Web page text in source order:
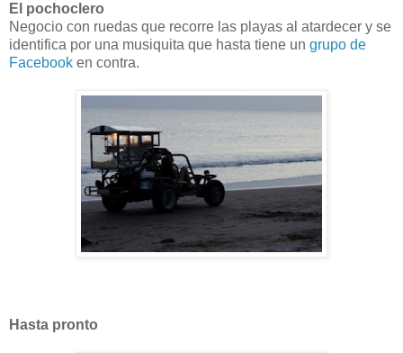
El pochoclero
Negocio con ruedas que recorre las playas al atardecer y se
identifica por una musiquita que hasta tiene un grupo de
Facebook en contra.
Hasta pronto